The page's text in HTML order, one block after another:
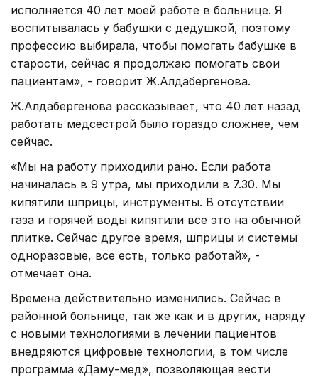
исполняется 40 лет моей работе в больнице. Я
воспитывалась у бабушки с дедушкой, поэтому
профессию выбирала, чтобы помогать бабушке в
старости, сейчас я продолжаю помогать свои
пациентам», - говорит Ж.Алдабергенова.
Ж.Алдабергенова рассказывает, что 40 лет назад
работать медсестрой было гораздо сложнее, чем
сейчас.
«Мы на работу приходили рано. Если работа
начиналась в 9 утра, мы приходили в 7.30. Мы
кипятили шприцы, инструменты. В отсутствии
газа и горячей воды кипятили все это на обычной
плитке. Сейчас другое время, шприцы и системы
одноразовые, все есть, только работай», -
отмечает она.
Времена действительно изменились. Сейчас в
районной больнице, так же как и в других, наряду
с новыми технологиями в лечении пациентов
внедряются цифровые технологии, в том числе
программа «Даму-мед», позволяющая вести